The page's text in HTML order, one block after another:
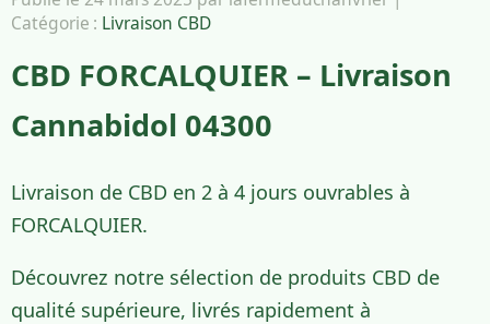
Catégorie : Livraison CBD
CBD FORCALQUIER – Livraison
Cannabidol 04300
Livraison de CBD en 2 à 4 jours ouvrables à
FORCALQUIER.
Découvrez notre sélection de produits CBD de
qualité supérieure, livrés rapidement à